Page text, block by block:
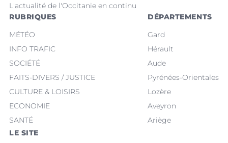
L'actualité de l'Occitanie en continu
RUBRIQUES
MÉTÉO
INFO TRAFIC
SOCIÉTÉ
FAITS-DIVERS / JUSTICE
CULTURE & LOISIRS
ECONOMIE
SANTÉ
DÉPARTEMENTS
Gard
Hérault
Aude
Pyrénées-Orientales
Lozère
Aveyron
Ariège
LE SITE